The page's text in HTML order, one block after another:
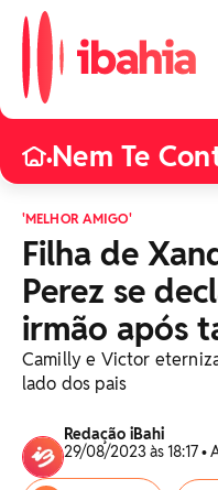
•Nem Te
'MELHOR AMIGO'
Filha de
Perez se
irmão após
Camilly e Victor
lado dos pais
Redação iBahi
29/08/2023 às 18:17